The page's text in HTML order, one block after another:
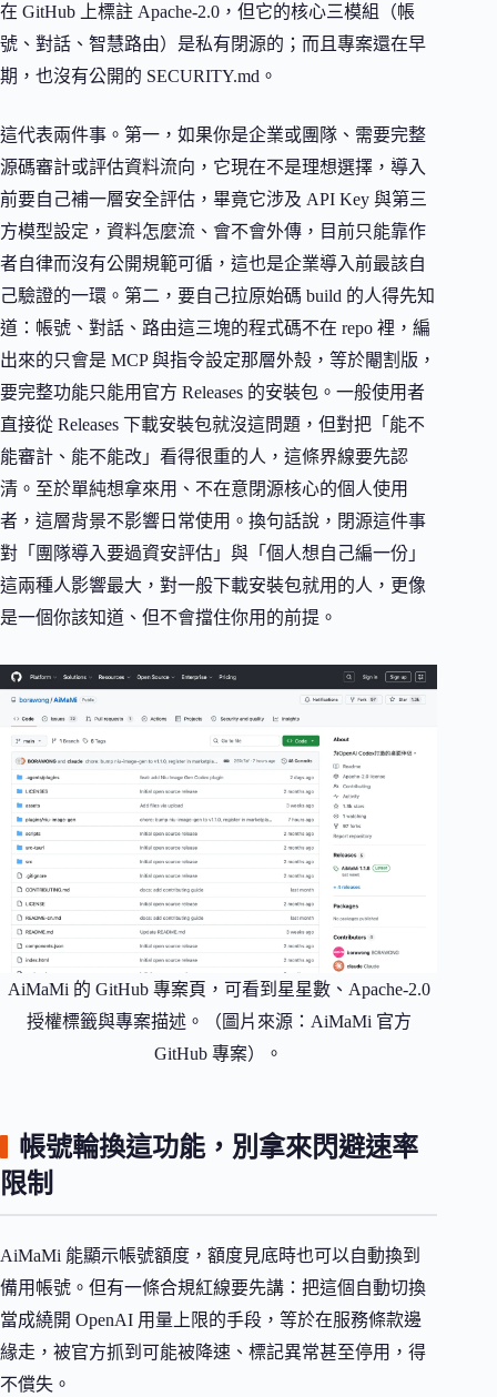
在 GitHub 上標註 Apache-2.0，但它的核心三模組（帳
號、對話、智慧路由）是私有閉源的；而且專案還在早
期，也沒有公開的 SECURITY.md。
這代表兩件事。第一，如果你是企業或團隊、需要完整
源碼審計或評估資料流向，它現在不是理想選擇，導入
前要自己補一層安全評估，畢竟它涉及 API Key 與第三
方模型設定，資料怎麼流、會不會外傳，目前只能靠作
者自律而沒有公開規範可循，這也是企業導入前最該自
己驗證的一環。第二，要自己拉原始碼 build 的人得先知
道：帳號、對話、路由這三塊的程式碼不在 repo 裡，編
出來的只會是 MCP 與指令設定那層外殼，等於閹割版，
要完整功能只能用官方 Releases 的安裝包。一般使用者
直接從 Releases 下載安裝包就沒這問題，但對把「能不
能審計、能不能改」看得很重的人，這條界線要先認
清。至於單純想拿來用、不在意閉源核心的個人使用
者，這層背景不影響日常使用。換句話說，閉源這件事
對「團隊導入要過資安評估」與「個人想自己編一份」
這兩種人影響最大，對一般下載安裝包就用的人，更像
是一個你該知道、但不會擋住你用的前提。
AiMaMi 的 GitHub 專案頁，可看到星星數、Apache-2.0
授權標籤與專案描述。（圖片來源：AiMaMi 官方
GitHub 專案）。
帳號輪換這功能，別拿來閃避速率
限制
AiMaMi 能顯示帳號額度，額度見底時也可以自動換到
備用帳號。但有一條合規紅線要先講：把這個自動切換
當成繞開 OpenAI 用量上限的手段，等於在服務條款邊
緣走，被官方抓到可能被降速、標記異常甚至停用，得
不償失。